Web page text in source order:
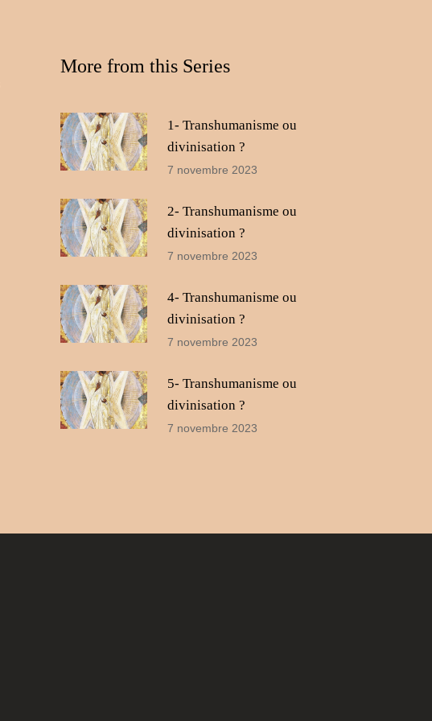
More from this Series
1- Transhumanisme ou
divinisation ?
7 novembre 2023
2- Transhumanisme ou
divinisation ?
7 novembre 2023
4- Transhumanisme ou
divinisation ?
7 novembre 2023
5- Transhumanisme ou
divinisation ?
7 novembre 2023